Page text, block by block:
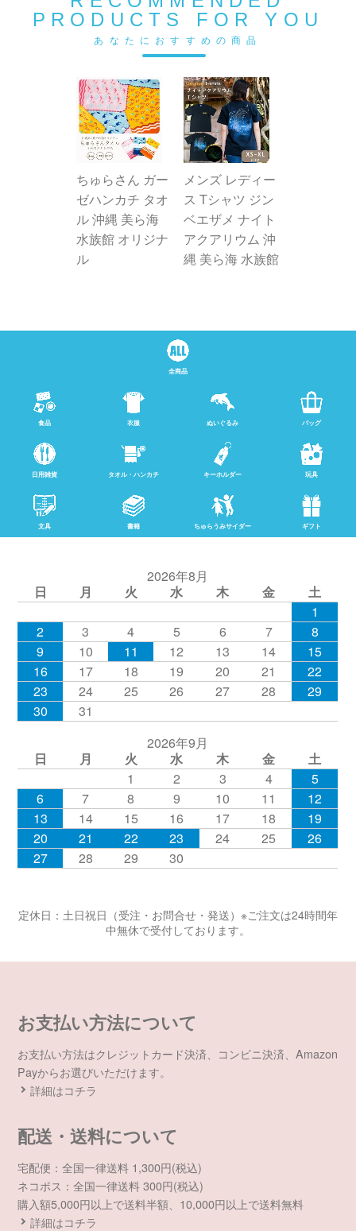
PRODUCTS FOR YOU
あなたにおすすめの商品
ちゅらさん ガー
ゼハンカチ タオ
ル 沖縄 美ら海
水族館 オリジナ
ル
メンズ レディー
ス Tシャツ ジン
ベエザメ ナイト
アクアリウム 沖
縄 美ら海 水族館
全商品
食品 衣服 ぬいぐるみ バッグ
日用雑貨 タオル・ハンカチ キーホルダー 玩具
文具 書籍 ちゅらうみサイダー ギフト
2026年8月
日
月 火 水 木 金
土
1
2
3 4 5 6 7
8
9
10 11 12 13 14
15
16
17 18 19 20 21
22
23
24 25 26 27 28
29
30
31
2026年9月
日
月 火 水 木 金
土
1
2 3 4
5
6
7 8 9 10 11
12
13
14 15 16 17 18
19
20
21 22 23 24 25
26
27
28 29 30
定休日：土日祝日（受注・お問合せ・発送）※ご注文は24時間年
中無休で受付しております。
お支払い方法について
お支払い方法はクレジットカード決済、コンビニ決済、Amazon
Payからお選びいただけます。
詳細はコチラ
配送・送料について
宅配便：全国一律送料 1,300円(税込)
ネコポス：全国一律送料 300円(税込)
購入額5,000円以上で送料半額、10,000円以上で送料無料
詳細はコチラ